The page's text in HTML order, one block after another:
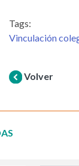
Tags:
Vinculación
Volver